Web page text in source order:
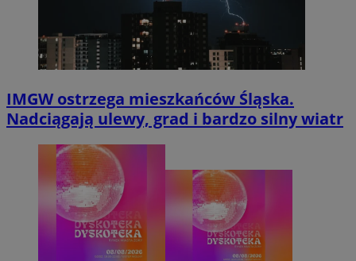
IMGW ostrzega mieszkańców Śląska.
Nadciągają ulewy, grad i bardzo silny wiatr